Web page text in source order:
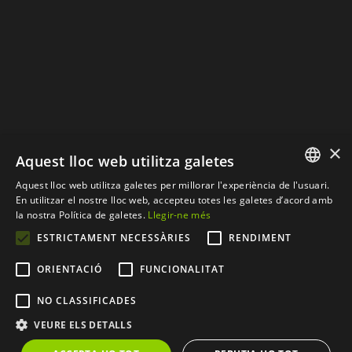
© Copyright 2012 - 2026 |
Web desenvolupada per
els drets resevats
SPANISH
×
Aquest lloc web utilitza galetes
Aquest lloc web utilitza galetes per millorar l'experiència de l'usuari.
En utilitzar el nostre lloc web, accepteu totes les galetes d’acord amb
la nostra Política de galetes. Llegir-ne més
ESTRICTAMENT NECESSÀRIES
RENDIMENT
ORIENTACIÓ FUNCIONALITAT
NO CLASSIFICADES
VEURE ELS DETALLS